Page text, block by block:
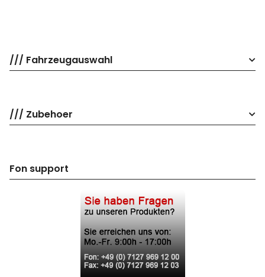
/// Fahrzeugauswahl
/// Zubehoer
Fon support